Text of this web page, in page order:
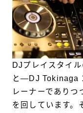
DJプレイスタイ
と―DJ Tokinaga
レーナーでありつ
を回しています。